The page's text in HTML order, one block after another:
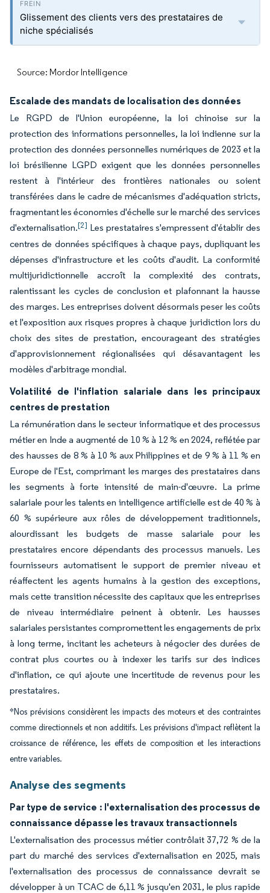
Glissement des clients vers des prestataires de
niche spécialisés
Source: Mordor Intelligence
Escalade des mandats de localisation des données
Le RGPD de l'Union européenne, la loi chinoise sur la
protection des informations personnelles, la loi indienne sur la
protection des données personnelles numériques de 2023 et la
loi brésilienne LGPD exigent que les données personnelles
restent à l'intérieur des frontières nationales ou soient
transférées dans le cadre de mécanismes d'adéquation stricts,
fragmentant les économies d'échelle sur le marché des services
d'externalisation.[2] Les prestataires s'empressent d'établir des
centres de données spécifiques à chaque pays, dupliquant les
dépenses d'infrastructure et les coûts d'audit. La conformité
multijuridictionnelle accroît la complexité des contrats,
ralentissant les cycles de conclusion et plafonnant la hausse
des marges. Les entreprises doivent désormais peser les coûts
et l'exposition aux risques propres à chaque juridiction lors du
choix des sites de prestation, encourageant des stratégies
d'approvisionnement régionalisées qui désavantagent les
modèles d'arbitrage mondial.
Volatilité de l'inflation salariale dans les principaux
centres de prestation
La rémunération dans le secteur informatique et des processus
métier en Inde a augmenté de 10 % à 12 % en 2024, reflétée par
des hausses de 8 % à 10 % aux Philippines et de 9 % à 11 % en
Europe de l'Est, comprimant les marges des prestataires dans
les segments à forte intensité de main-d'œuvre. La prime
salariale pour les talents en intelligence artificielle est de 40 % à
60 % supérieure aux rôles de développement traditionnels,
alourdissant les budgets de masse salariale pour les
prestataires encore dépendants des processus manuels. Les
fournisseurs automatisent le support de premier niveau et
réaffectent les agents humains à la gestion des exceptions,
mais cette transition nécessite des capitaux que les entreprises
de niveau intermédiaire peinent à obtenir. Les hausses
salariales persistantes compromettent les engagements de prix
à long terme, incitant les acheteurs à négocier des durées de
contrat plus courtes ou à indexer les tarifs sur des indices
d'inflation, ce qui ajoute une incertitude de revenus pour les
prestataires.
*Nos prévisions considèrent les impacts des moteurs et des contraintes
comme directionnels et non additifs. Les prévisions d'impact reflètent la
croissance de référence, les effets de composition et les interactions
entre variables.
Analyse des segments
Par type de service : l'externalisation des processus de
connaissance dépasse les travaux transactionnels
L'externalisation des processus métier contrôlait 37,72 % de la
part du marché des services d'externalisation en 2025, mais
l'externalisation des processus de connaissance devrait se
développer à un TCAC de 6,11 % jusqu'en 2031, le plus rapide